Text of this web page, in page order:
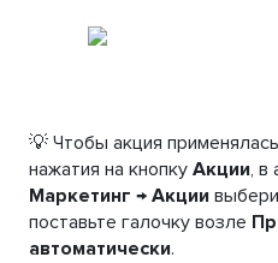
💡 Чтобы акция
нажатия на кнопку Акции, в
Маркетинг → Акции
поставьте галочку возле
автоматически.